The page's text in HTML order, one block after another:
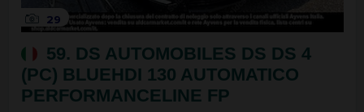
29
59. DS AUTOMOBILES DS DS 4
(PC) BLUEHDI 130 AUTOMATICO
PERFORMANCELINE FP